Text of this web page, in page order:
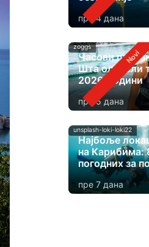
пре 4 дана
zoggs
Часови
Шта одрасли
2026. години
пре 5 дана
unsplash-loki-loki22
Најбоље
на Карибима:
погодних за
пре 7 дана